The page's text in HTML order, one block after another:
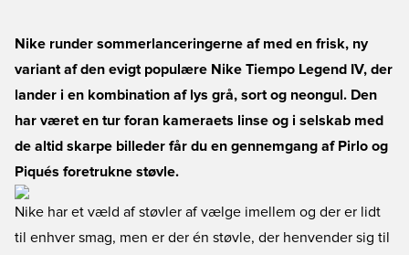
Nike runder sommerlanceringerne af med en frisk, ny
variant af den evigt populære Nike Tiempo Legend IV, der
lander i en kombination af lys grå, sort og neongul. Den
har været en tur foran kameraets linse og i selskab med
de altid skarpe billeder får du en gennemgang af Pirlo og
Piqués foretrukne støvle.
Nike har et væld af støvler af vælge imellem og der er lidt
til enhver smag, men er der én støvle, der henvender sig til